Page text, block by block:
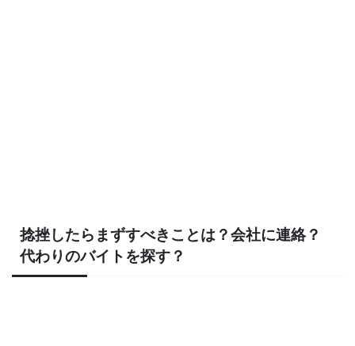
捻挫したらまずすべきことは？会社に連絡？
代わりのバイトを探す？